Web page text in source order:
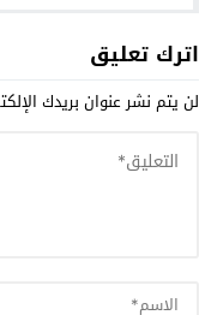
اترك تعليق
لن يتم نشر عنوان بريدك